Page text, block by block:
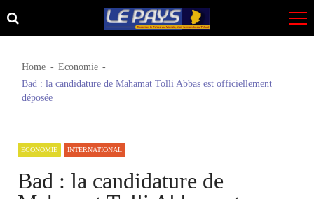
Skip
to
Skip
to
Home
Economie
Bad : la candidature de Mahamat Tolli Abbas est officiellement
déposée
ECONOMIE INTERNATIONAL
Bad : la candidature de